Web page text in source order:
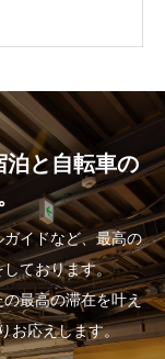
泊と自転車の
イドなど、最高の
しております。
最高の滞在を叶え
お応えします。